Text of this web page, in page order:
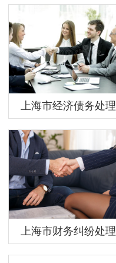
上海市经济债务处理
上海市财务纠纷处理